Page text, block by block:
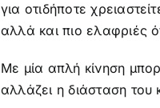
για οτιδήποτε
αλλά και πιο ελαφριές
Με μία απλή κίνηση
αλλάζει η διάσταση